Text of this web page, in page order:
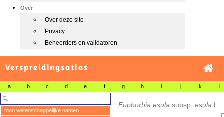
Over
Over deze site
Privacy
Beheerders en validatoren
Verspreidingsatlas
a b c d e f g h i j k l
toon wetenschappelijke namen
Euphorbia esula subsp. esula L.